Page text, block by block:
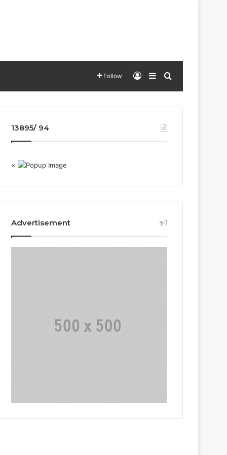
Follow Log InSidebarSearch for
13895/ 94
×
Advertisement